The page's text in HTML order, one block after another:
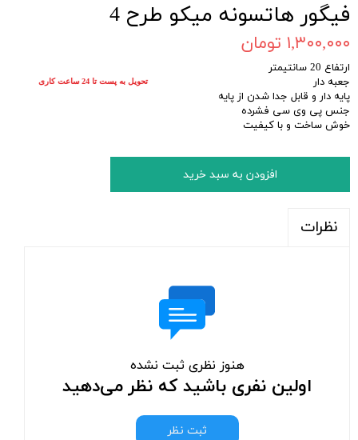
فیگور هاتسونه میکو طرح 4
۱,۳۰۰,۰۰۰ تومان
ارتفاع 20 سانتیمتر
جعبه دار
پایه دار و قابل جدا شدن از پایه
جنس پی وی سی فشرده
خوش ساخت و با کیفیت
افزودن به سبد خرید
نظرات
هنوز نظری ثبت نشده
اولین نفری باشید که نظر می‌دهید
ثبت نظر
تحویل به پست تا 24 ساعت کاری